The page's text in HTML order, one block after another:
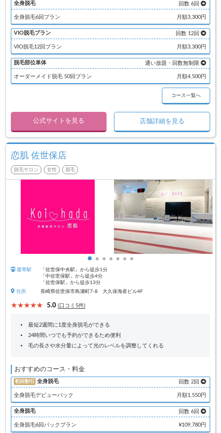
全身脱毛 回数 6回
全身脱毛6回プラン 月額3,300円
VIO脱毛プラン 回数 12回
VIO脱毛12回プラン 月額3,300円
脱毛部位単体 通い放題・回数無制限
オーダーメイド脱毛 50回プラン 月額4,500円
コース一覧へ
公式サイトを見る 店舗詳細を見る
恋肌 佐世保店
脱毛サロン 女性 眉毛
最寄駅
「佐世保中央駅」から徒歩1分
「中佐世保駅」から徒歩4分
「佐世保駅」から徒歩13分
住所
長崎県佐世保市島瀬町7-8 大久保海産ビル4F
5.0 (口コミ5件)
最短2週間に1度全身脱毛ができる
24時間いつでも予約ができるため便利
毛の長さや水分量によって光のレベルを調整してくれる
おすすめのコース・料金
初回割引 全身脱毛 回数 2回
全身脱毛デビューパック 月額1,550円
全身脱毛 回数 6回
全身脱毛6回パックプラン ¥109,780円